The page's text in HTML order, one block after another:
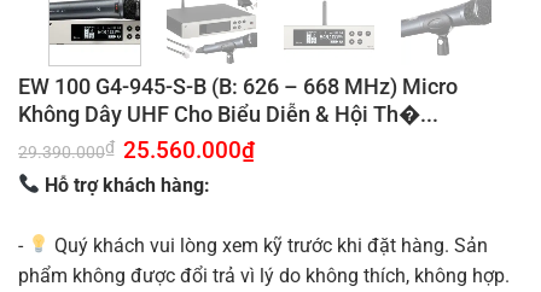
EW 100 G4-945-S-B (B: 626 – 668 MHz) Micro
Không Dây UHF Cho Biểu Diễn & Hội Th�...
29.390.000₫ Giá
gốc
là:
29.390.000₫.
25.560.000₫Giá
Hỗ trợ khách hàng:
-
Quý khách vui lòng xem kỹ trước khi đặt hàng. Sản
phẩm không được đổi trả vì lý do không thích, không hợp.